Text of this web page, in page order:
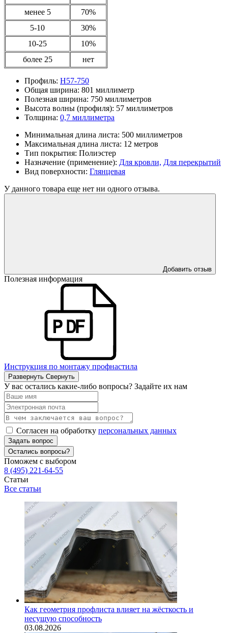
менее 5
70%
5-10
30%
10-25
10%
более 25
нет
Профиль: Н57-750
Общая ширина: 801 миллиметр
Полезная ширина: 750 миллиметров
Высота волны (профиля): 57 миллиметров
Толщина: 0,7 миллиметра
Минимальная длина листа: 500 миллиметров
Максимальная длина листа: 12 метров
Тип покрытия: Полиэстер
Назначение (применение): Для кровли, Для перекрытий
Вид поверхности: Глянцевая
У данного товара еще нет ни одного отзыва.
Добавить отзыв
Полезная информация
Инструкция по монтажу профнастила
Развернуть Свернуть
У вас остались какие-либо вопросы? Задайте их нам
Согласен на обработку персональных данных
Задать вопрос
Остались вопросы?
Поможем с выбором
8 (495) 221-64-55
Статьи
Все статьи
Как геометрия профлиста влияет на жёсткость и
несущую способность
03.08.2026